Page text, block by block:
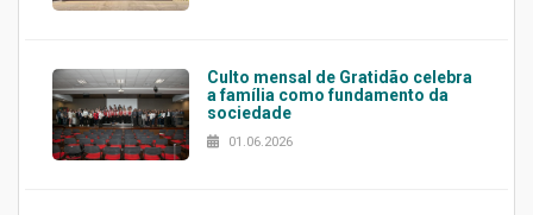
Culto mensal de Gratidão celebra
a família como fundamento da
sociedade
01.06.2026